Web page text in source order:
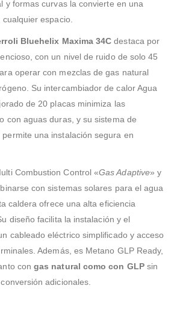
y formas curvas la convierte en una
espacio.
Bluehelix Maxima 34C destaca por
con un nivel de ruido de solo 45
operar con mezclas de gas natural
Su intercambiador de calor Agua
de 20 placas minimiza las
con aguas duras, y su sistema de
una instalación segura en
Combustion Control «Gas Adaptive» y
con sistemas solares para el agua
caldera ofrece una alta eficiencia
diseño facilita la instalación y el
cableado eléctrico simplificado y acceso
Además, es Metano GLP Ready,
congas natural como con GLPsin
adicionales.